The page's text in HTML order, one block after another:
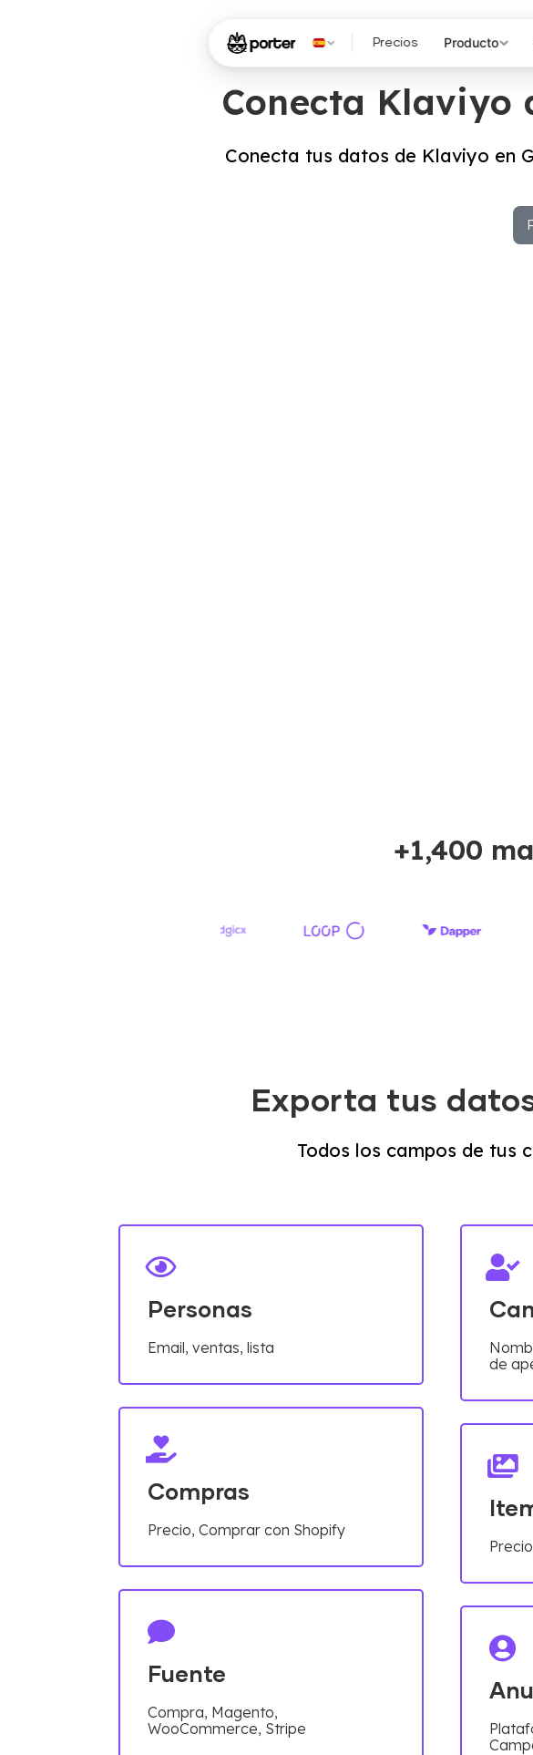
Precios Producto
Conecta Klaviyo
Conecta tus datos de Klaviyo en
+1,400
Exporta tus
Todos los campos de tus
Personas
Email, ventas, lista
Compras
Precio, Comprar con Shopify
Fuente
Compra, Magento,
WooCommerce, Stripe
de